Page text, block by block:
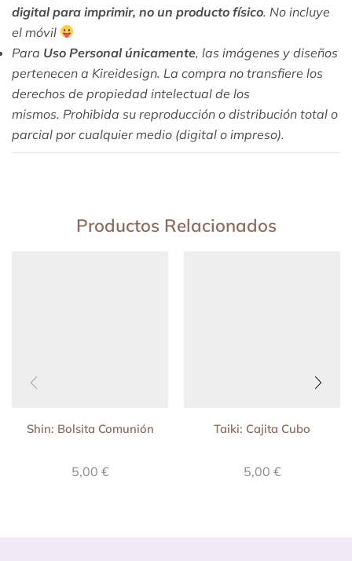
digital para imprimir, no un producto físico. No incluye
el móvil
Para Uso Personal únicamente, las imágenes y diseños
pertenecen a Kireidesign. La compra no transfiere los
derechos de propiedad intelectual de los
mismos. Prohibida su reproducción o distribución total o
parcial por cualquier medio (digital o impreso).
Productos Relacionados
Shin: Bolsita Comunión
5,00 €
Taiki: Cajita Cubo
5,00 €